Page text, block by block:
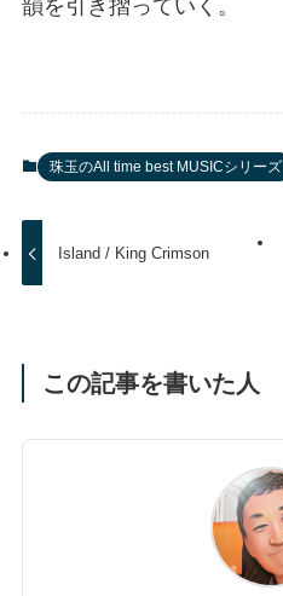
韻を引き摺っていく。
珠玉のAll time best MUSICシリーズ
Island / King Crimson
この記事を書いた人